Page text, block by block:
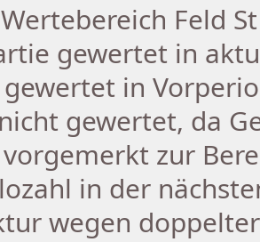
Wertebereich Feld
gewertet in
gewertet in
gewertet, da
vorgemerkt zur
in der
wegen